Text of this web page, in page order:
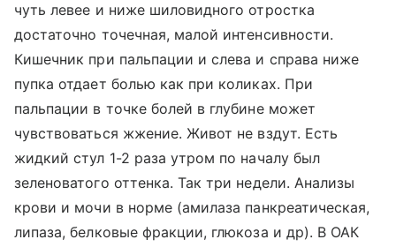
чуть левее и ниже шиловидного отростка
достаточно точечная, малой интенсивности.
Кишечник при пальпации и слева и справа ниже
пупка отдает болью как при коликах. При
пальпации в точке болей в глубине может
чувствоваться жжение. Живот не вздут. Есть
жидкий стул 1-2 раза утром по началу был
зеленоватого оттенка. Так три недели. Анализы
крови и мочи в норме (амилаза панкреатическая,
липаза, белковые фракции, глюкоза и др). В ОАК